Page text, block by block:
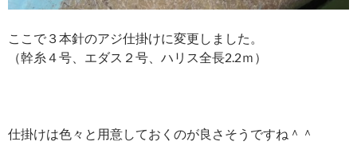
ここで３本針のアジ仕掛けに変更しました。
（幹糸４号、エダス２号、ハリス全長2.2ｍ）
仕掛けは色々と用意しておくのが良さそうですね＾＾